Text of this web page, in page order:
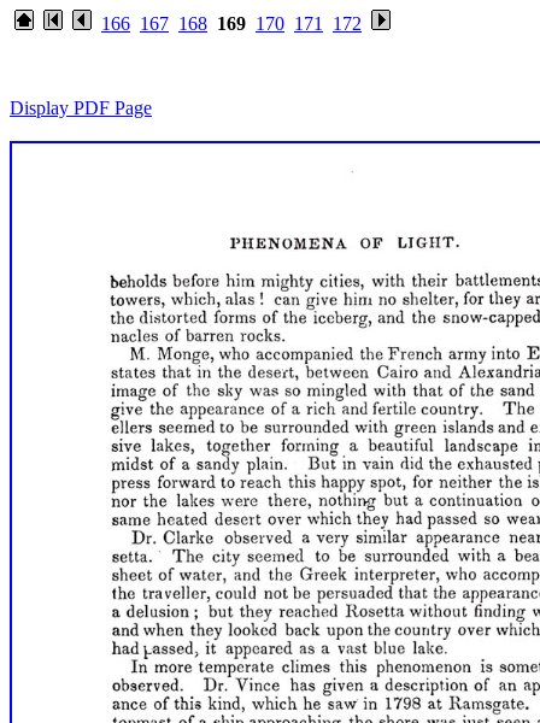
166 167 168 169 170 171 172
Display PDF Page